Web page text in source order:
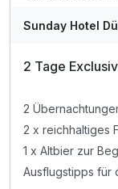
Sunday Hotel
2 Tage
2
2 x reichhaltiges
1 x Altbier zur
Ausflugstipps für